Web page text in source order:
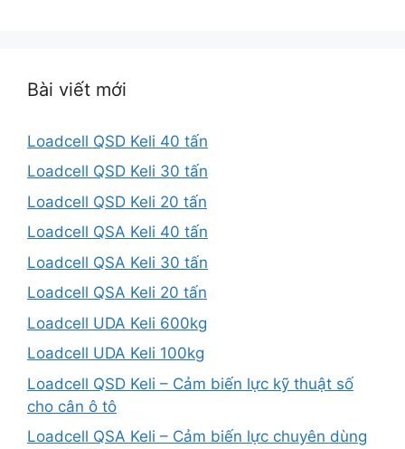
Bài viết mới
Loadcell QSD Keli 40 tấn
Loadcell QSD Keli 30 tấn
Loadcell QSD Keli 20 tấn
Loadcell QSA Keli 40 tấn
Loadcell QSA Keli 30 tấn
Loadcell QSA Keli 20 tấn
Loadcell UDA Keli 600kg
Loadcell UDA Keli 100kg
Loadcell QSD Keli – Cảm biến lực kỹ thuật số
cho cân ô tô
Loadcell QSA Keli – Cảm biến lực chuyên dùng